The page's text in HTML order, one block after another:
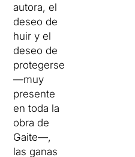
autora, el
deseo de
huir y el
deseo de
protegerse
—muy
presente
en toda la
obra de
Gaite—,
las ganas